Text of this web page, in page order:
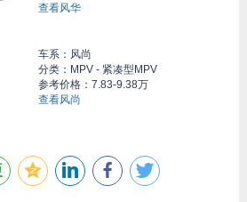
查看风华
车系： 风尚
分类：MPV - 紧凑型MPV
参考价格： 7.83-9.38万
查看风尚